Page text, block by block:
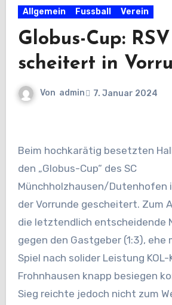
Allgemein Fussball Verein
Globus-Cup: RSV
scheitert in
Von admin 7. Januar 2024
Beim hochkarätig besetzten Hallenturnier um
den „Globus-Cup“ des SC
Münchholzhausen/Dutenhofen
der Vorrunde gescheitert. Zum
die letztendlich entscheidende
gegen den Gastgeber (1:3), ehe
Spiel nach solider Leistung KOL-
Frohnhausen knapp besiegen
Sieg reichte jedoch nicht zum